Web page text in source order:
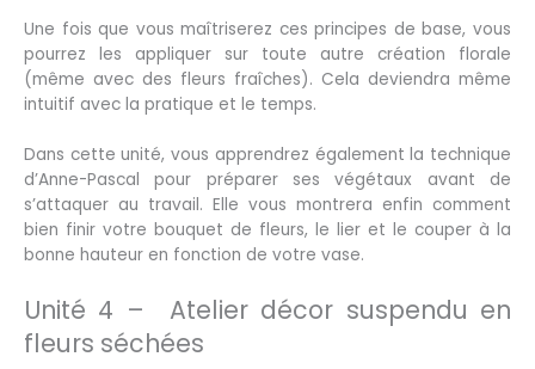
Une fois que vous maîtriserez ces principes de base, vous
pourrez les appliquer sur toute autre création florale
(même avec des fleurs fraîches). Cela deviendra même
intuitif avec la pratique et le temps.
Dans cette unité, vous apprendrez également la technique
d’Anne-Pascal pour préparer ses végétaux avant de
s’attaquer au travail. Elle vous montrera enfin comment
bien finir votre bouquet de fleurs, le lier et le couper à la
bonne hauteur en fonction de votre vase.
Unité 4 – Atelier décor suspendu en
fleurs séchées